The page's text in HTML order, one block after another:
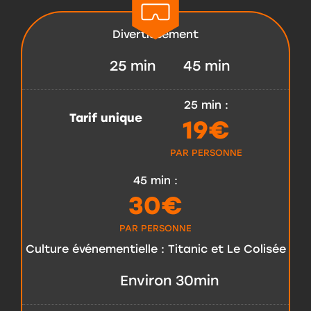
Divertissement
25 min 45 min
Tarif unique
25 min :
19€
PAR PERSONNE
45 min :
30€
PAR PERSONNE
Culture événementielle : Titanic et Le Colisée
Environ 30min